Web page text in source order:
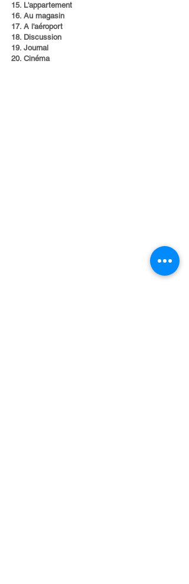
L'appartement
Au magasin
A l'aéroport
Discussion
Journal
Cinéma